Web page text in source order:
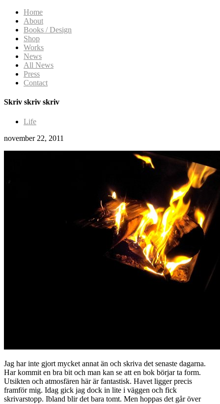
Home
About
Books / Design
Shop
Works
News
All News
Press
Contact
Skriv skriv skriv
Life
november 22, 2011
Jag har inte gjort mycket annat än och skriva det senaste dagarna.
Har kommit en bra bit och man kan se att en bok börjar ta form.
Utsikten och atmosfären här är fantastisk. Havet ligger precis
framför mig. Idag gick jag dock in lite i väggen och fick
skrivarstopp. Ibland blir det bara tomt. Men hoppas det går över